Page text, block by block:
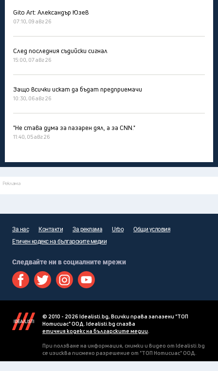
Gito Art: Александър Юзев
07:10, 09 авг 26
След последния съдийски сигнал
15:00, 07 авг 26
Защо всички искат да бъдат предприемачи
10:30, 06 авг 26
"Не става дума за пазарен дял, а за CNN."
11:40, 05 авг 26
Реклама
За нас Контакти За реклама Urbo
Общи условия
Етичен кодекс на българските медии
Следвайте ни в социалните мрежи
© 2010 - 2026 Idealisti.bg, Всички права запазени "ТОП
Нотисиас" ООД. Idealisti.bg спазва
етичния кодекс на българските медии.
При ползване на информация, снимки и видео от Idealisti.bg
се изисква писмено разрешение от "ТОП Нотисиас" ООД.